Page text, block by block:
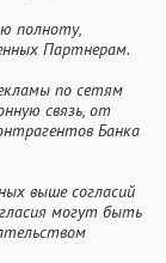
полноту,
Партнерам.
по сетям
связь, от
Банка
выше согласий
могут быть